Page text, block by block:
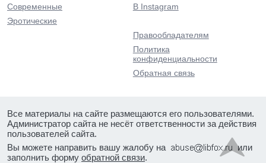
Современные
Эротические
В Instagram
Правообладателям
Политика
конфиденциальности
Обратная связь
Все материалы на сайте размещаются его пользователями.
Администратор сайта не несёт ответственности за действия
пользователей сайта.
Вы можете направить вашу жалобу на
или
заполнить форму обратной связи.